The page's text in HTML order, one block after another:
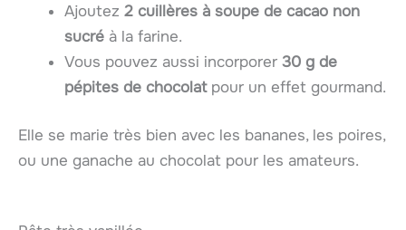
Ajoutez 2 cuillères à soupe de cacao non
sucré à la farine.
Vous pouvez aussi incorporer 30 g de
pépites de chocolatpour un effet gourmand.
Elle se marie très bien avec les bananes, les poires,
ou une ganache au chocolat pour les amateurs.